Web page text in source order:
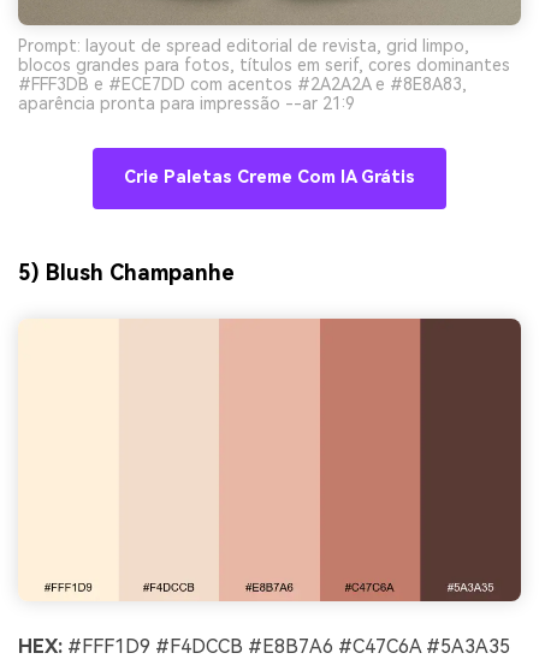
Prompt: layout de spread editorial de revista, grid limpo,
blocos grandes para fotos, títulos em serif, cores dominantes
#FFF3DB e #ECE7DD com acentos #2A2A2A e #8E8A83,
aparência pronta para impressão --ar 21:9
Crie Paletas Creme Com IA Grátis
5) Blush Champanhe
HEX: #FFF1D9 #F4DCCB #E8B7A6 #C47C6A #5A3A35